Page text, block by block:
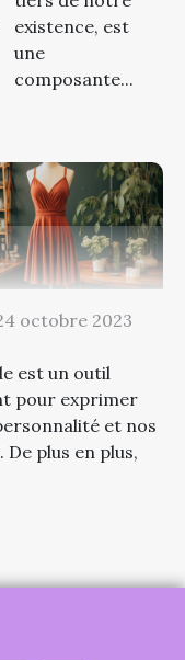
existence, est
une
composante...
octobre 2023
est un outil
pour exprimer
et nos
De plus en plus,